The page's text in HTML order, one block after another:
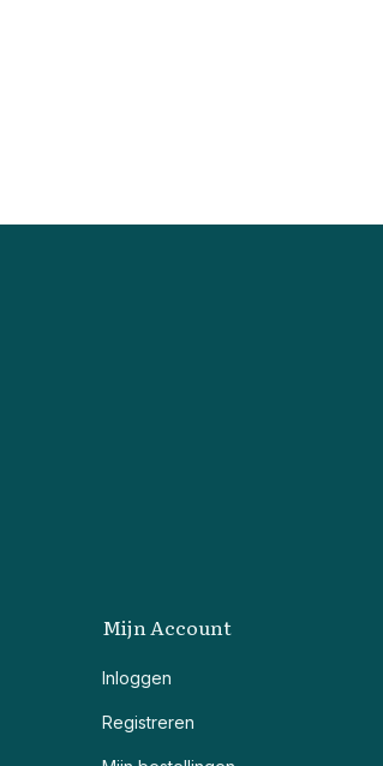
Mijn Account
Inloggen
Registreren